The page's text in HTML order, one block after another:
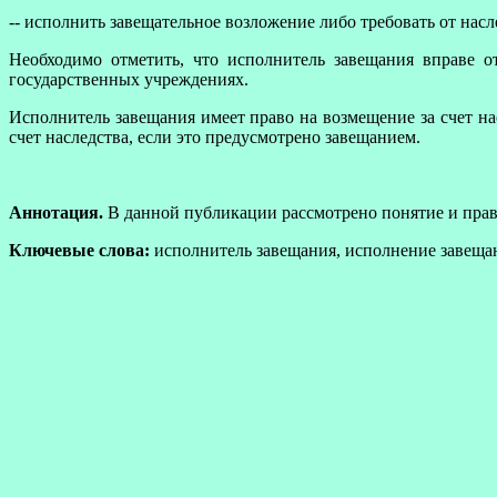
-- исполнить завещательное возложение либо требовать от
Необходимо отметить, что исполнитель завещания
государственных учреждениях.
Исполнитель завещания имеет право на возмещение за счет
счет наследства, если это предусмотрено завещанием.
Аннотация. В данной публикации рассмотрено понятие и
Ключевые слова: исполнитель завещания, исполнение